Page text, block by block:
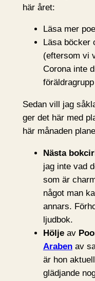
här året:
Läsa mer
Läsa böcker
(eftersom vi
Corona inte
Sedan vill jag
ger det här med
här månaden
Nästa
jag inte vad
som är
något man
annars.
ljudbok.
Höljeav
Arabenav
är hon
glädjande